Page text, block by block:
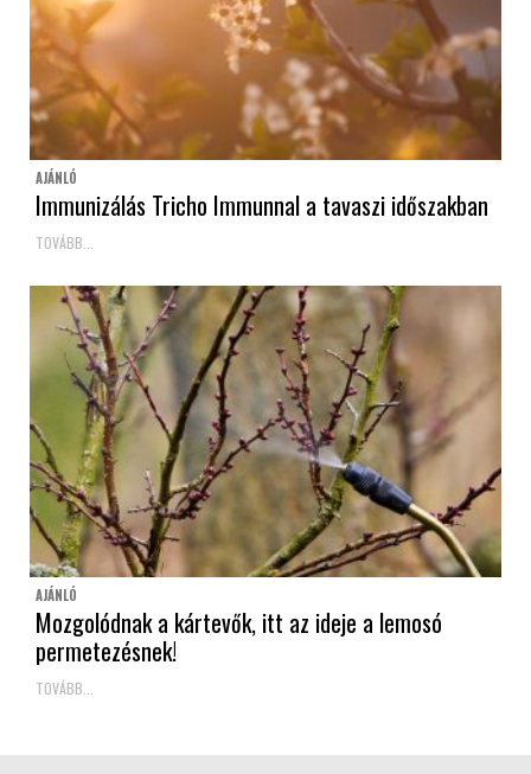
AJÁNLÓ
Immunizálás Tricho Immunnal a tavaszi időszakban
TOVÁBB...
AJÁNLÓ
Mozgolódnak a kártevők, itt az ideje a lemosó
permetezésnek!
TOVÁBB...